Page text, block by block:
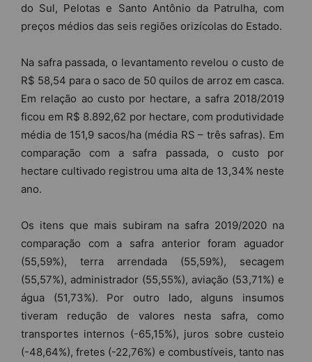
do Sul, Pelotas e Santo Antônio da Patrulha, com
preços médios das seis regiões orizícolas do Estado.
Na safra passada, o levantamento revelou o custo de
R$ 58,54 para o saco de 50 quilos de arroz em casca.
Em relação ao custo por hectare, a safra 2018/2019
ficou em R$ 8.892,62 por hectare, com produtividade
média de 151,9 sacos/ha (média RS – três safras). Em
comparação com a safra passada, o custo por
hectare cultivado registrou uma alta de 13,34% neste
ano.
Os itens que mais subiram na safra 2019/2020 na
comparação com a safra anterior foram aguador
(55,59%), terra arrendada (55,59%), secagem
(55,57%), administrador (55,55%), aviação (53,71%) e
água (51,73%). Por outro lado, alguns insumos
tiveram redução de valores nesta safra, como
transportes internos (-65,15%), juros sobre custeio
(-48,64%), fretes (-22,76%) e combustíveis, tanto nas